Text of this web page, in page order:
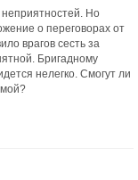
Но
о переговорах от
врагов сесть за
Бригадному
нелегко. Смогут ли